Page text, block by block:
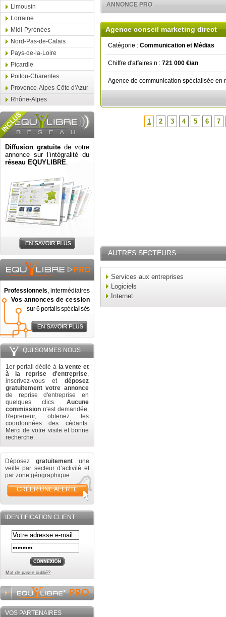
Limousin
Lorraine
Midi-Pyrénées
Nord-Pas-de-Calais
Pays-de-la-Loire
Picardie
Poitou-Charentes
Provence-Alpes-Côte d'Azur
Rhône-Alpes
Diffusion gratuite de votre
annonce sur l’intégralité du
réseau EQUYLIBRE.
Professionnels, intermédiaires
Vos annonces de cession
sur 6 portails spécialisés
QUI SOMMES NOUS
1er portail dédié à la vente et
à la reprise d'entreprise,
inscrivez-vous et déposez
gratuitement votre annonce
de reprise d'entreprise en
quelques clics. Aucune
commission n'est demandée.
Repreneur, obtenez les
coordonnées des cédants.
Merci de votre visite et bonne
recherche.
Déposez gratuitement une
veille par secteur d’activité et
par zone géographique.
CRÉER UNE ALERTE
IDENTIFICATION CLIENT
Mot de passe oublié?
VOS PARTENAIRES
ANNONCE PRO
Agence conseil marketing direct
Catégorie : Communication et Médias
Chiffre d'affaires n : 721 000 €/an
Agence de communication spécialisée en
1 2 3 4 5 6 7
AUTRES SECTEURS :
Services aux entreprises
Logiciels
Internet